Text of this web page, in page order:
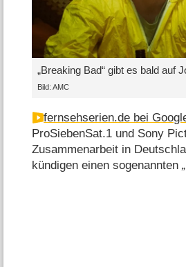
„Breaking Bad“ gibt es bald auf
Bild: AMC
fernsehserien.de bei
ProSiebenSat.1 und Sony
Zusammenarbeit in
kündigen einen sogenannten